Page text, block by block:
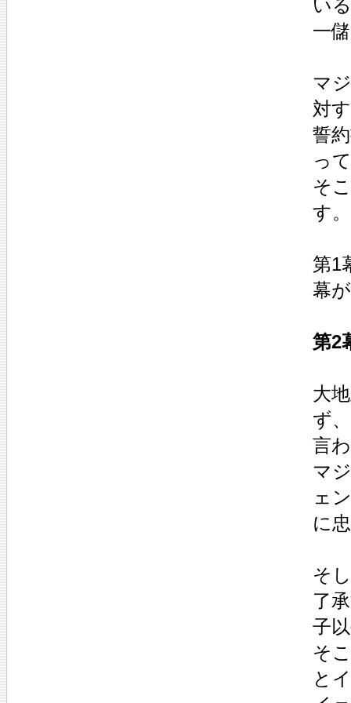
い
一
マ
対
誓
っ
そ
す。
第1
幕
第2
大
ず
言
マ
ェ
に
そ
了
子
そ
と